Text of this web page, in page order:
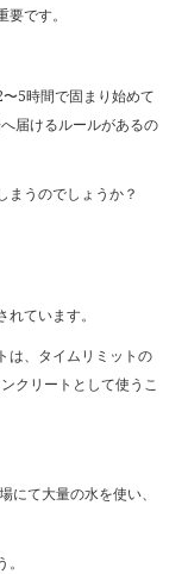
です。
5時間で固まり始めて
届けるルールがあるの
まうのでしょうか？
ています。
は、タイムリミットの
クリートとして使うこ
にて大量の水を使い、